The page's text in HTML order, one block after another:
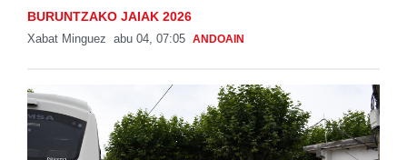
BURUNTZAKO JAIAK 2026
Xabat Minguez abu 04, 07:05 ANDOAIN